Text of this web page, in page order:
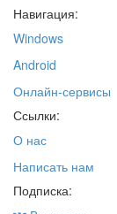
Навигация:
Windows
Android
Онлайн-сервисы
Ссылки:
О нас
Написать нам
Подписка: